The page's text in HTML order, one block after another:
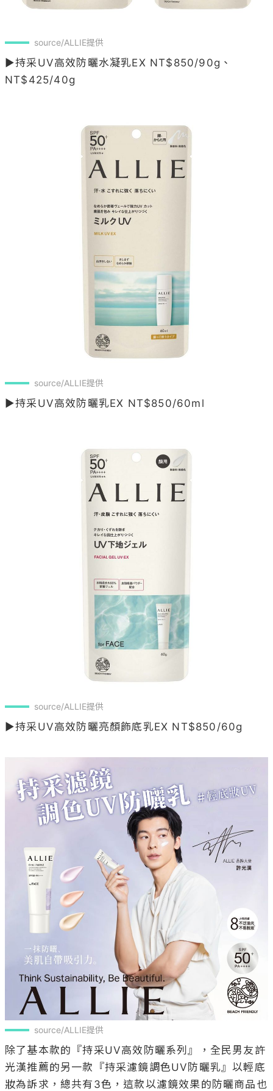
source/ALLIE提供
▶持采UV高效防曬水凝乳EX NT$850/90g、
NT$425/40g
source/ALLIE提供
▶持采UV高效防曬乳EX NT$850/60ml
source/ALLIE提供
▶持采UV高效防曬亮顏飾底乳EX NT$850/60g
source/ALLIE提供
除了基本款的『持采UV高效防曬系列』，全民男友許
光漢推薦的另一款『持采濾鏡調色UV防曬乳』以輕底
妝為訴求，總共有3色，這款以濾鏡效果的防曬商品也